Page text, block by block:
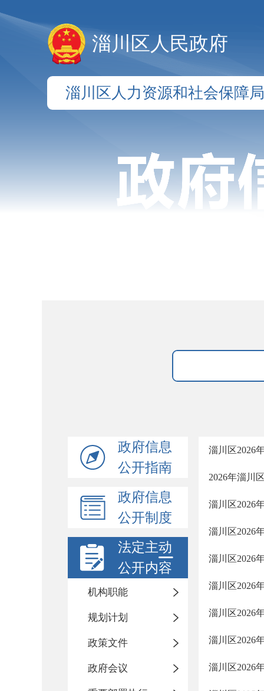
淄川区人民政府
淄川区人力资源和社会保障局
政府信息
公开指南
政府信息
公开制度
法定主动
公开内容
机构职能
规划计划
政策文件
政府会议
淄川区2026
2026年淄川
淄川区2026
淄川区2026
淄川区2026
淄川区2026
淄川区2026
淄川区2026
淄川区2026